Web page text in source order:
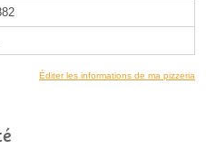
Éditer les informations de ma pizzeria